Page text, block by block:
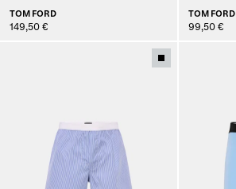
TOM FORD
149,50 €
TOM FORD
99,50 €